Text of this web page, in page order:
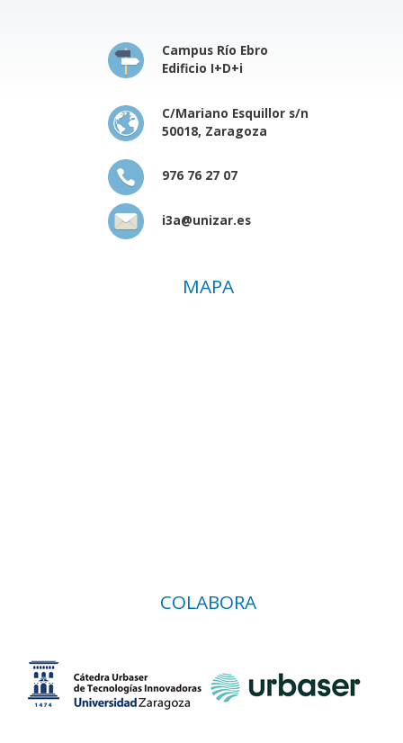
Campus Río Ebro
Edificio I+D+i
C/Mariano Esquillor s/n
50018, Zaragoza
976 76 27 07
i3a@unizar.es
MAPA
COLABORA